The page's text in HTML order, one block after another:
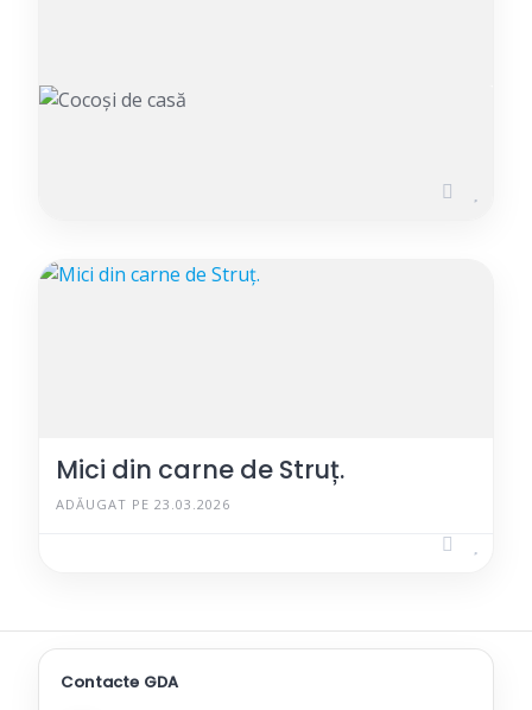
Cocoși de casă
Mici din carne de Struț.
ADĂUGAT PE 23.03.2026
Contacte GDA